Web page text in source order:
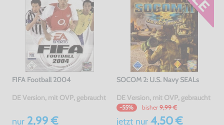
FIFA Football 2004
DE Version, mit OVP, gebraucht
nur2,99 €
SOCOM 2: U.S. Navy SEALs
DE Version, mit OVP, gebraucht
-55% bisher 9,99 €
jetzt nur4,50 €